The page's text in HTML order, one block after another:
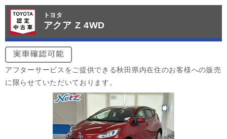
トヨタ
アクア Z 4WD
アフターサービスをご提供できる秋田県内在住のお客様への販売
に限らせていただいております。